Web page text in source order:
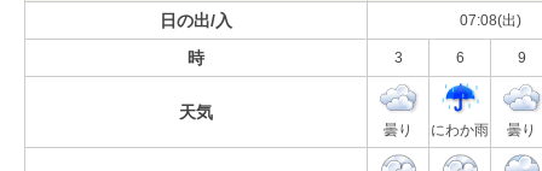
日の出/入 07:08(出)
時 3 6 9
天気
曇り にわか雨 曇り